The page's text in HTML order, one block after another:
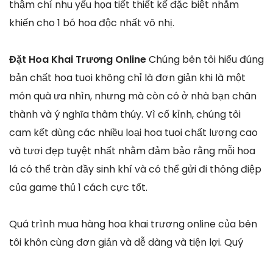
thậm chí nhu yếu họa tiết thiết kế đặc biệt nhằm
khiến cho 1 bó hoa độc nhất vô nhị.
Đặt Hoa Khai Trương OnlineChúng bên tôi hiểu đúng
bản chất hoa tuoi không chỉ là đơn giản khi là một
món quà ưa nhìn, nhưng mà còn có ở nhà bạn chân
thành và ý nghĩa thâm thúy. Vì cố kỉnh, chúng tôi
cam kết dùng các nhiều loại hoa tuoi chất lượng cao
và tươi đẹp tuyệt nhất nhằm đảm bảo rằng mỗi hoa
lá có thể tràn đầy sinh khí và có thể gửi đi thông điệp
của game thủ 1 cách cực tốt.
Quá trình mua hàng hoa khai trương online của bên
tôi khôn cùng đơn giản và dễ dàng và tiện lợi. Quý